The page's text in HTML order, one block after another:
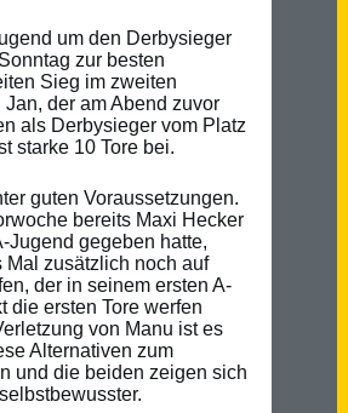
um den Derbysieger
zur besten
Sieg im zweiten
der am Abend zuvor
als Derbysieger vom Platz
starke 10 Tore bei.
guten Voraussetzungen.
bereits Maxi Hecker
Jugend gegeben hatte,
Mal zusätzlich noch auf
der in seinem ersten A-
die ersten Tore werfen
von Manu ist es
Alternativen zum
und die beiden zeigen sich